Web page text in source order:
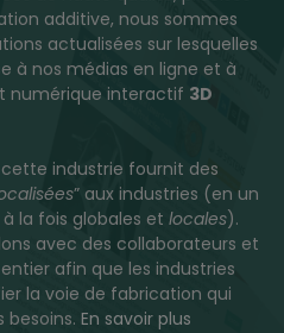
additive, nous sommes
actualisées sur lesquelles
à nos médias en ligne et à
numérique interactif 3D
industrie fournit des
” aux industries (en un
la fois globales et locales).
avec des collaborateurs et
afin que les industries
la voie de fabrication qui
besoins. En savoir plus